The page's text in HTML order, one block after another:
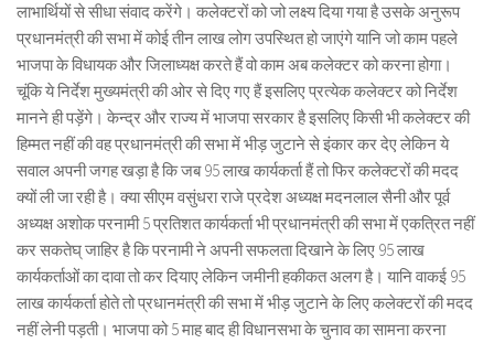
लाभार्थियों से सीधा संवाद करेंगे। कलेक्टरों को जो लक्ष्य दिया गया है उसके अनुरूप
प्रधानमंत्री की सभा में कोई तीन लाख लोग उपस्थित हो जाएंगे यानि जो काम पहले
भाजपा के विधायक और जिलाध्यक्ष करते हैं वो काम अब कलेक्टर को करना होगा।
चूंकि ये निर्देश मुख्यमंत्री की ओर से दिए गए हैं इसलिए प्रत्येक कलेक्टर को निर्देश
मानने ही पड़ेंगे। केन्द्र और राज्य में भाजपा सरकार है इसलिए किसी भी कलेक्टर की
हिम्मत नहीं की वह प्रधानमंत्री की सभा में भीड़ जुटाने से इंकार कर देए लेकिन ये
सवाल अपनी जगह खड़ा है कि जब 95 लाख कार्यकर्ता हैं तो फिर कलेक्टरों की मदद
क्यों ली जा रही है। क्या सीएम वसुंधरा राजे प्रदेश अध्यक्ष मदनलाल सैनी और पूर्व
अध्यक्ष अशोक परनामी 5 प्रतिशत कार्यकर्ता भी प्रधानमंत्री की सभा में एकत्रित नहीं
कर सकतेघ् जाहिर है कि परनामी ने अपनी सफलता दिखाने के लिए 95 लाख
कार्यकर्ताओं का दावा तो कर दियाए लेकिन जमीनी हकीकत अलग है। यानि वाकई 95
लाख कार्यकर्ता होते तो प्रधानमंत्री की सभा में भीड़ जुटाने के लिए कलेक्टरों की मदद
नहीं लेनी पड़ती। भाजपा को 5 माह बाद ही विधानसभा के चुनाव का सामना करना